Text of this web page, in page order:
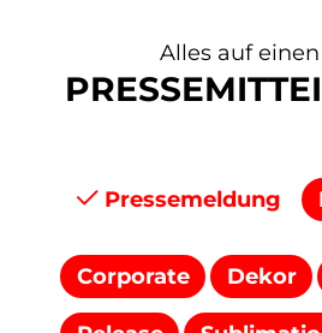
Alles auf
Pressemeldung
Corporate Dekor